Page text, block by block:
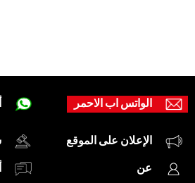
الواتس اب الاحمر
الإعلان على الموقع
عن